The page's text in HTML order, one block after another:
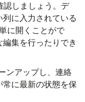
認しましょう。デ
に入力されている
に開くことがで
集を行ったりでき
ンアップし、連絡
に最新の状態を保